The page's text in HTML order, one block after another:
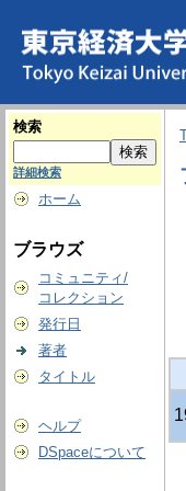
検索
詳細検索
ホーム
ブラウズ
コミュニティ/
コレクション
発行日
著者
タイトル
ヘルプ
DSpaceについて